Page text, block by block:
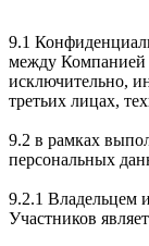
9.1
между Компанией
исключительно,
третьих лицах,
9.2 в рамках
персональных
9.2.1 Владельцем
Участников